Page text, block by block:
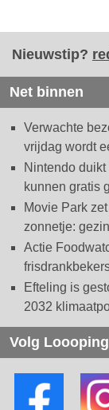
Nieuwstip?
Net binnen
Verwachte
vrijdag wordt
Nintendo
kunnen gratis
Movie Park
zonnetje:
Actie
Efteling is
2032
Volg